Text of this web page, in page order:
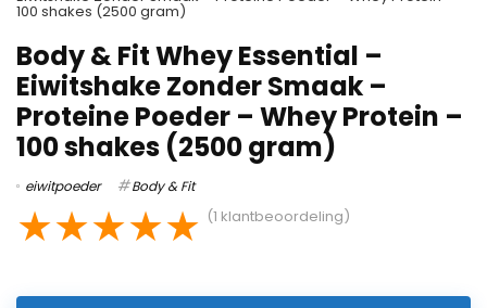
100 shakes (2500 gram)
Body & Fit Whey Essential –
Eiwitshake Zonder Smaak –
Proteine Poeder – Whey Protein –
100 shakes (2500 gram)
eiwitpoeder Body & Fit
★★★★★ (1 klantbeoordeling)